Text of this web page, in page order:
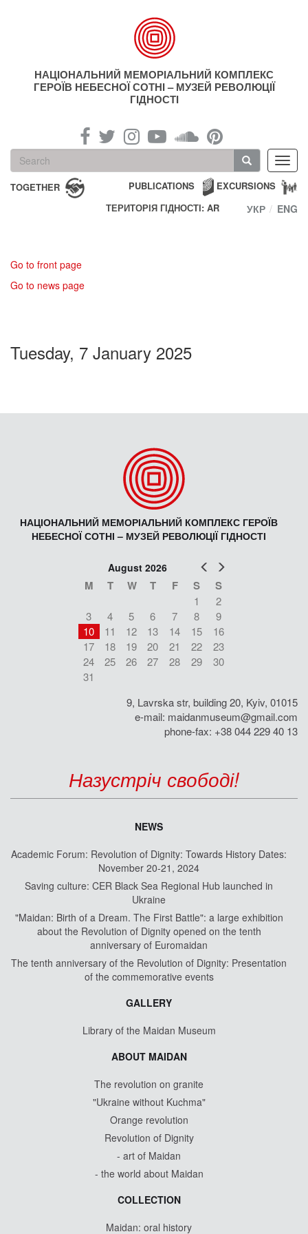
НАЦІОНАЛЬНИЙ МЕМОРІАЛЬНИЙ КОМПЛЕКС
ГЕРОЇВ НЕБЕСНОЇ СОТНІ – МУЗЕЙ РЕВОЛЮЦІЇ
ГІДНОСТІ
Search
form
Search
TOGETHER EXCURSIONS
PUBLICATIONS
ТЕРИТОРІЯ ГІДНОСТІ: AR
УКР ENG
Go to front page
Go to news page
Tuesday, 7 January 2025
НАЦІОНАЛЬНИЙ МЕМОРІАЛЬНИЙ КОМПЛЕКС ГЕРОЇВ
НЕБЕСНОЇ СОТНІ – МУЗЕЙ РЕВОЛЮЦІЇ ГІДНОСТІ
Prev
August 2026
M T W T F S S
1
2
3
4 5 6 7 8
9
10
11 12 13 14 15
16
17
18 19 20 21 22
23
24
25 26 27 28 29
30
31
9, Lavrska str, building 20, Kyiv, 01015
e-mail: maidanmuseum@gmail.com
phone-fax: +38 044 229 40 13
Назустріч свободі!
NEWS
Academic Forum: Revolution of Dignity: Towards History Dates:
November 20-21, 2024
Saving culture: CER Black Sea Regional Hub launched in
Ukraine
"Maidan: Birth of a Dream. The First Battle": a large exhibition
about the Revolution of Dignity opened on the tenth
anniversary of Euromaidan
The tenth anniversary of the Revolution of Dignity: Presentation
of the commemorative events
GALLERY
Library of the Maidan Museum
ABOUT MAIDAN
The revolution on granite
"Ukraine without Kuchma"
Orange revolution
Revolution of Dignity
- art of Maidan
- the world about Maidan
COLLECTION
Maidan: oral history